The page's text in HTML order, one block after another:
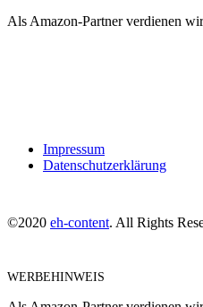
Als Amazon-Partner verdienen
Impressum
Datenschutzerklärung
©2020 eh-content. All Rights
WERBEHINWEIS